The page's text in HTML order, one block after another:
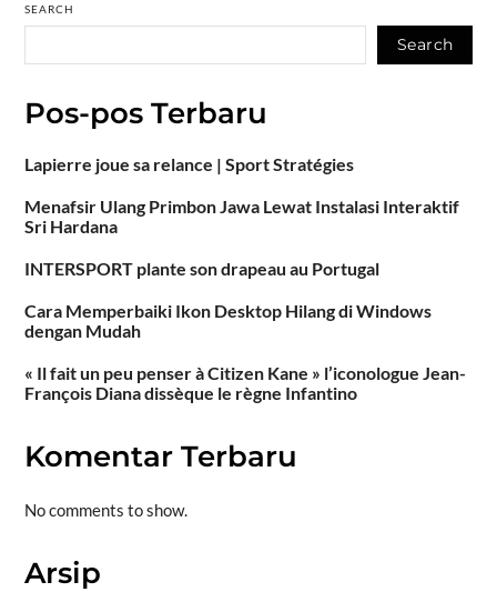
SEARCH
Search
Pos-pos Terbaru
Lapierre joue sa relance | Sport Stratégies
Menafsir Ulang Primbon Jawa Lewat Instalasi Interaktif
Sri Hardana
INTERSPORT plante son drapeau au Portugal
Cara Memperbaiki Ikon Desktop Hilang di Windows
dengan Mudah
« Il fait un peu penser à Citizen Kane » l’iconologue Jean-
François Diana dissèque le règne Infantino
Komentar Terbaru
No comments to show.
Arsip